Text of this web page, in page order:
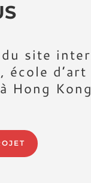
site
école
Hong